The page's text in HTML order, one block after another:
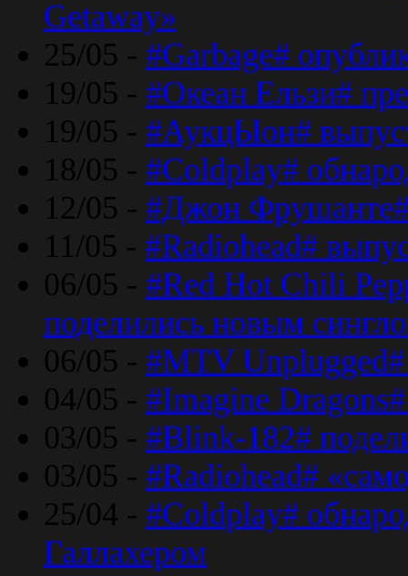
Getaway»
25/05 - #Garbage#
19/05 - #Океан Ельзи#
19/05 - #АукцЫон#
18/05 - #Coldplay#
12/05 - #Джон
11/05 - #Radiohead#
06/05 - #Red Hot Chili
поделились новым
06/05 - #MTV Unplugged#
04/05 - #Imagine
03/05 - #Blink-182#
03/05 - #Radiohead#
25/04 - #Coldplay#
Галлахером